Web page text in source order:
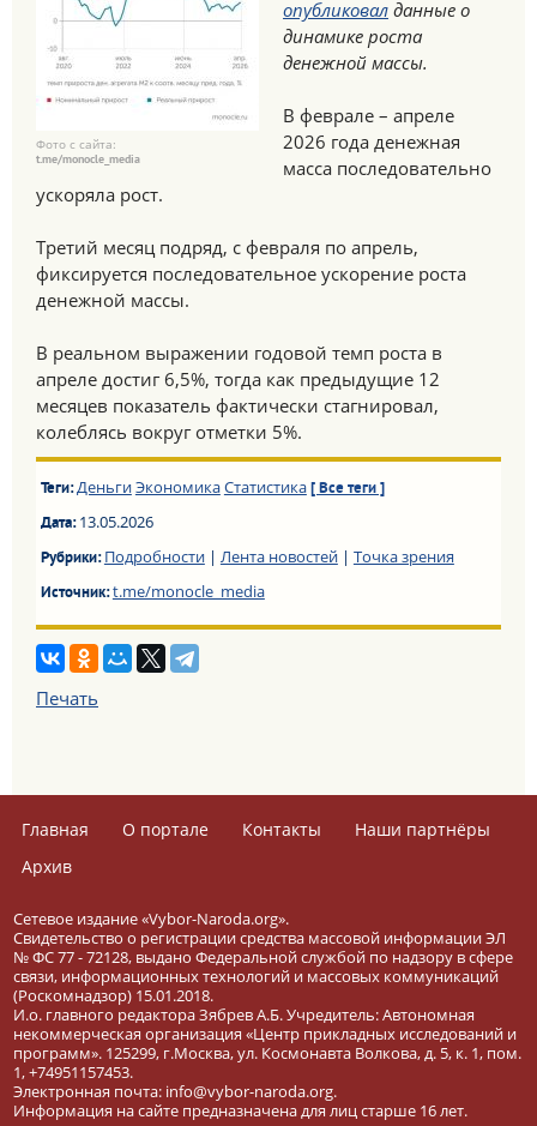
Фото с сайта:
t.me/monocle_media
опубликовал данные о
динамике роста
денежной массы.
В феврале – апреле
2026 года денежная
масса последовательно
ускоряла рост.
Третий месяц подряд, с февраля по апрель,
фиксируется последовательное ускорение роста
денежной массы.
В реальном выражении годовой темп роста в
апреле достиг 6,5%, тогда как предыдущие 12
месяцев показатель фактически стагнировал,
колеблясь вокруг отметки 5%.
Теги:ДеньгиЭкономикаСтатистика [ Все теги ]
Дата:13.05.2026
Рубрики:Подробности| Лента новостей| Точка зрения
Источник:t.me/monocle_media
Печать
Главная О портале Контакты
Наши партнёры
Архив
Сетевое издание «Vybor-Naroda.org».
Свидетельство о регистрации средства массовой информации ЭЛ
№ ФС 77 - 72128, выдано Федеральной службой по надзору в сфере
связи, информационных технологий и массовых коммуникаций
(Роскомнадзор) 15.01.2018.
И.о. главного редактора Зябрев А.Б. Учредитель: Автономная
некоммерческая организация «Центр прикладных исследований и
программ». 125299, г.Москва, ул. Космонавта Волкова, д. 5, к. 1, пом.
1, +74951157453.
Электронная почта: info@vybor-naroda.org.
Информация на сайте предназначена для лиц старше 16 лет.